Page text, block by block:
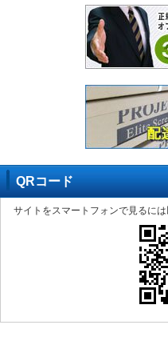
QRコード
サイトをスマートフォンで見るに